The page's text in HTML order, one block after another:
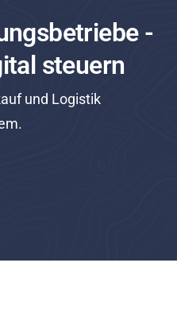
-
steuern
und Logistik